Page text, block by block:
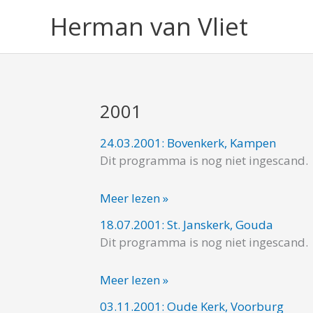
Herman van Vliet
2001
24.03.2001: Bovenkerk, Kampen
Dit programma is nog niet ingescand.
24.03.2001:
Bovenkerk,
Meer lezen »
18.07.2001: St. Janskerk, Gouda
Dit programma is nog niet ingescand.
18.07.2001:
St.
Gouda
Meer lezen »
03.11.2001: Oude Kerk, Voorburg
03.11.2001: